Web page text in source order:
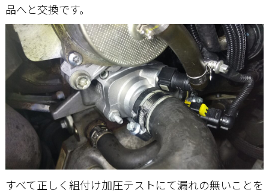
品へと交換です。
すべて正しく組付け加圧テストにて漏れの無いことを